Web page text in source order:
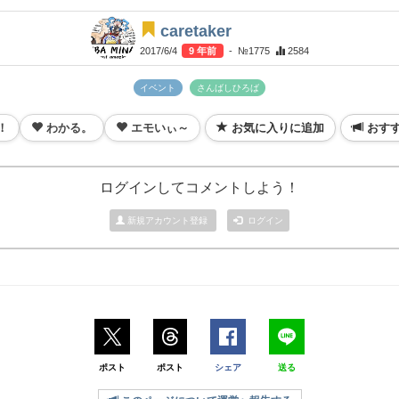
caretaker
2017/6/4 9 年前 - №1775 2584
イベント さんばしひろば
わかる。 エモいぃ～ お気に入りに追加 おす
ログインしてコメントしよう！
新規アカウント登録 ログイン
ポスト ポスト シェア 送る